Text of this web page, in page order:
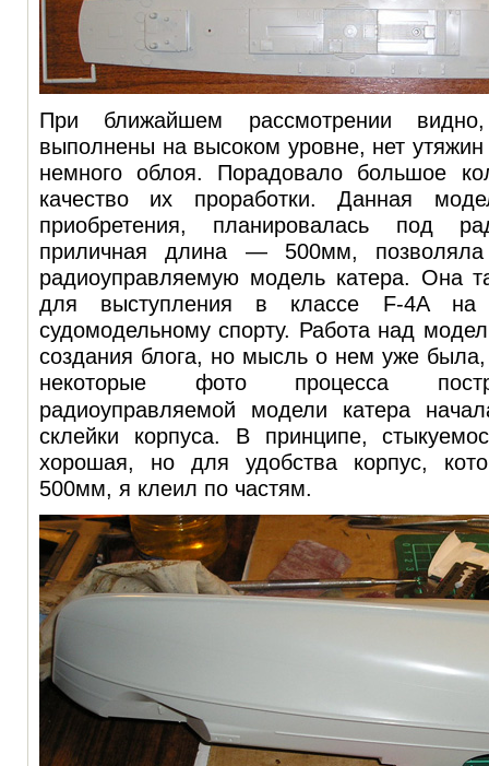
При ближайшем рассмотрении
выполнены на высоком уровне, нет
немного облоя. Порадовало большое
качество их проработки. Данная
приобретения, планировалась под
приличная длина — 500мм, позволяла
радиоуправляемую модель катера. Она
для выступления в классе F-4A на
судомодельному спорту. Работа над
создания блога, но мысль о нем уже
некоторые фото процесса
радиоуправляемой модели катера
склейки корпуса. В принципе,
хорошая, но для удобства корпус,
500мм, я клеил по частям.